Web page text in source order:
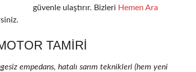
güvenle ulaştırır. Bizleri Hemen Ara
TAMIRI
empedans, hatalı sarım teknikleri (hem yeni